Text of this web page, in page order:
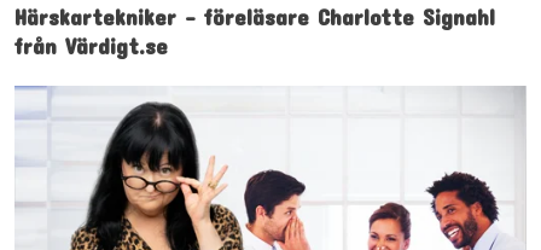
Härskartekniker - föreläsare Charlotte Signahl
från Värdigt.se